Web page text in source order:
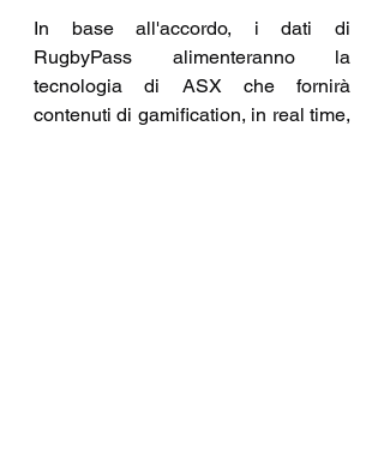
In base all'accordo, i dati di
RugbyPass alimenteranno la
tecnologia di ASX che fornirà
contenuti di gamification, in real time,